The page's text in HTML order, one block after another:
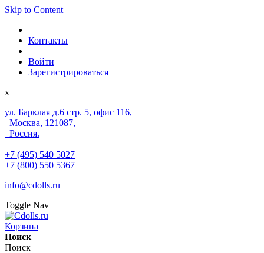
Skip to Content
Контакты
Войти
Зарегистрироваться
x
ул. Барклая д.6 стр. 5, офис 116,
Москва, 121087,
Россия.
+7 (495) 540 5027
+7 (800) 550 5367
info@cdolls.ru
Toggle Nav
Корзина
Поиск
Поиск